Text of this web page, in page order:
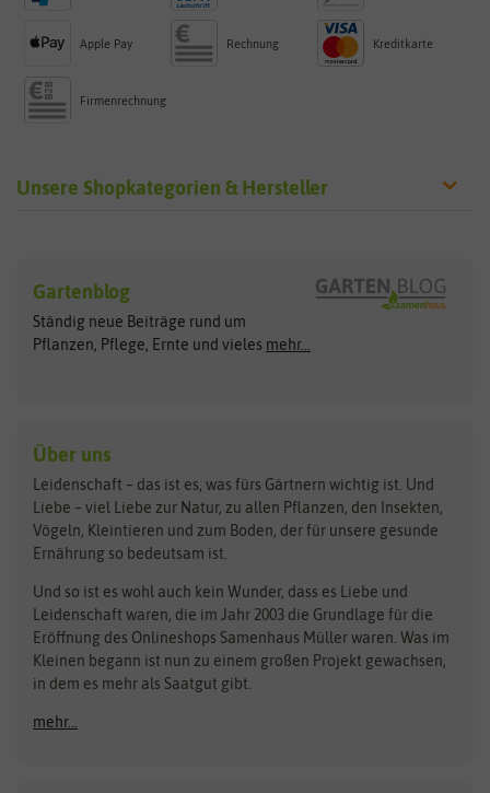
Apple Pay Rechnung Kreditkarte
Firmenrechnung
Unsere Shopkategorien & Hersteller
Exotische Samen
Gemüsesamen
Gründünger
Kräutersamen
Obstsamen
Pilzbrut
Rasensamen
Steckzwiebeln
Zimmer & Kübelpflanzen
Kataloge
Schnäppchen
Anzucht & Gartenzubehör
Anzuchtschalen
Arche Noah
ASB Greenworld
Benary
Bingenheimer Saatgut
Bionana
BIOWOL
Blumicorn
Bûten Birds
Clever Pots
COMPO
Dürr-Samen
Feldsaaten Freudenberger
Fertil
Flora Elite
Gartenblog
Ständig neue Beiträge rund um
Pflanzen, Pflege, Ernte und vieles mehr...
Über uns
Leidenschaft – das ist es, was fürs Gärtnern wichtig ist. Und
Liebe – viel Liebe zur Natur, zu allen Pflanzen, den Insekten,
Vögeln, Kleintieren und zum Boden, der für unsere gesunde
Ernährung so bedeutsam ist.
Und so ist es wohl auch kein Wunder, dass es Liebe und
Leidenschaft waren, die im Jahr 2003 die Grundlage für die
Eröffnung des Onlineshops Samenhaus Müller waren. Was im
Kleinen begann ist nun zu einem großen Projekt gewachsen,
in dem es mehr als Saatgut gibt.
mehr...